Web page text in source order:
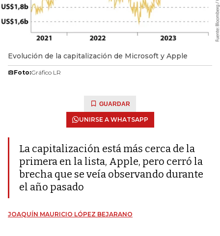
Evolución de la capitalización de Microsoft y Apple
Foto:Gráfico LR
GUARDAR
UNIRSE A WHATSAPP
La capitalización está más cerca de la
primera en la lista, Apple, pero cerró la
brecha que se veía observando durante
el año pasado
JOAQUÍN MAURICIO LÓPEZ BEJARANO